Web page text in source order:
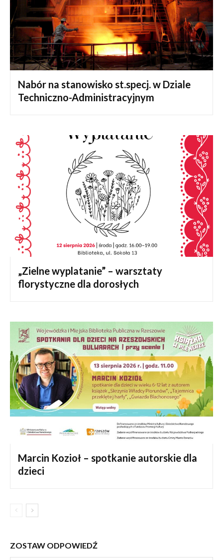
Nabór na stanowisko st.specj. w Dziale
Techniczno-Administracyjnym
„Zielne wyplatanie” – warsztaty
florystyczne dla dorosłych
Marcin Kozioł – spotkanie autorskie dla
dzieci
ZOSTAW ODPOWIEDŹ